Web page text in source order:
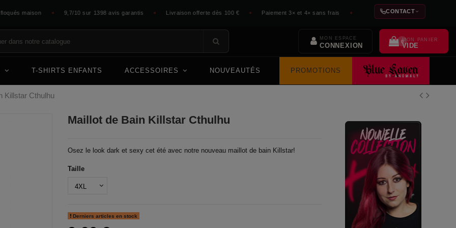
maison ✦ 9,7/10 sur 1398 avis garantis ✦ Livraison offerte dès 100 € ✦ Paiement 3× et 4× sans frais ✦ Expédition 48h depuis l'atelier
CONTACT
MON ESPACE
CONNEXION
0MON PANIER
VIDE
T-SHIRTS ENFANTS ACCESSOIRES NOUVEAUTÉS PROMOTIONS
Killstar Cthulhu
Maillot de Bain Killstar Cthulhu
Osez le look dark et sexy cet été avec notre nouveau maillot de bain Killstar!
Taille
Derniers articles en stock